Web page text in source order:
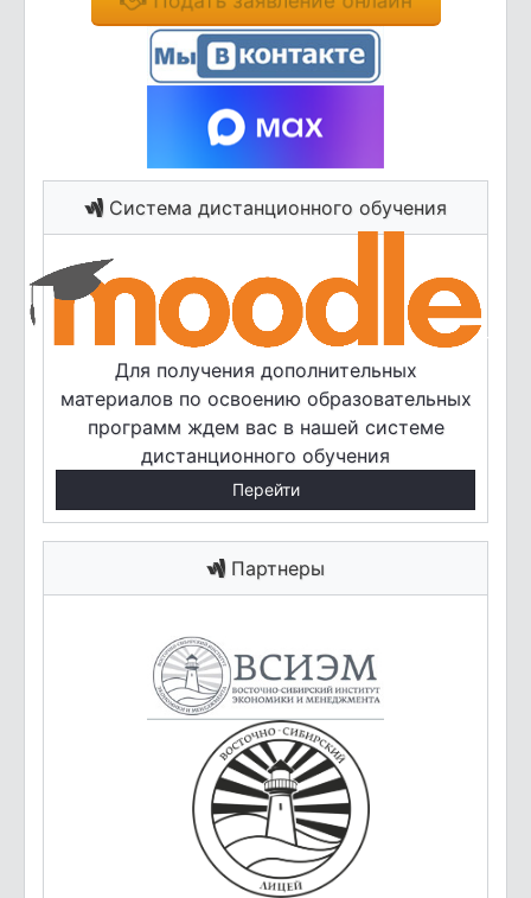
Система дистанционного обучения
Для получения дополнительных
материалов по освоению образовательных
программ ждем вас в нашей системе
дистанционного обучения
Перейти
Партнеры